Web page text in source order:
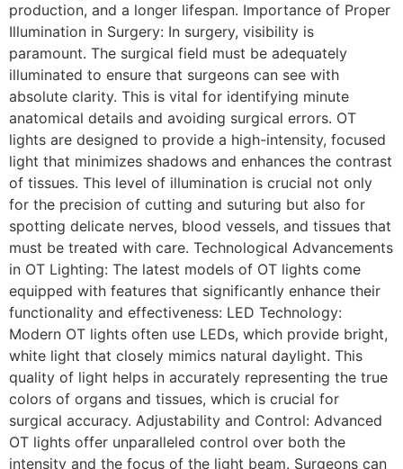
production, and a longer lifespan. Importance of Proper
Illumination in Surgery: In surgery, visibility is
paramount. The surgical field must be adequately
illuminated to ensure that surgeons can see with
absolute clarity. This is vital for identifying minute
anatomical details and avoiding surgical errors. OT
lights are designed to provide a high-intensity, focused
light that minimizes shadows and enhances the contrast
of tissues. This level of illumination is crucial not only
for the precision of cutting and suturing but also for
spotting delicate nerves, blood vessels, and tissues that
must be treated with care. Technological Advancements
in OT Lighting: The latest models of OT lights come
equipped with features that significantly enhance their
functionality and effectiveness: LED Technology:
Modern OT lights often use LEDs, which provide bright,
white light that closely mimics natural daylight. This
quality of light helps in accurately representing the true
colors of organs and tissues, which is crucial for
surgical accuracy. Adjustability and Control: Advanced
OT lights offer unparalleled control over both the
intensity and the focus of the light beam. Surgeons can